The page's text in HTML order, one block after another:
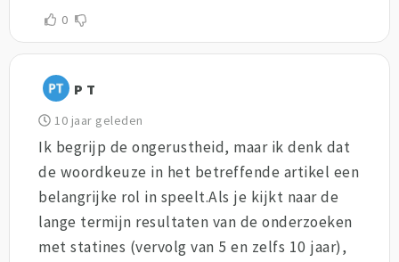
0
P T
10 jaar geleden
Ik begrijp de ongerustheid, maar ik denk dat
de woordkeuze in het betreffende artikel een
belangrijke rol in speelt.Als je kijkt naar de
lange termijn resultaten van de onderzoeken
met statines (vervolg van 5 en zelfs 10 jaar),